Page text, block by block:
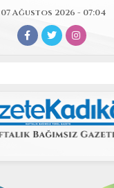
07 Ağustos 2026 - 07:04